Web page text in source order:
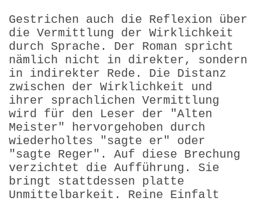
Gestrichen auch die Reflexion über
die Vermittlung der Wirklichkeit
durch Sprache. Der Roman spricht
nämlich nicht in direkter, sondern
in indirekter Rede. Die Distanz
zwischen der Wirklichkeit und
ihrer sprachlichen Vermittlung
wird für den Leser der "Alten
Meister" hervorgehoben durch
wiederholtes "sagte er" oder
"sagte Reger". Auf diese Brechung
verzichtet die Aufführung. Sie
bringt stattdessen platte
Unmittelbarkeit. Reine Einfalt